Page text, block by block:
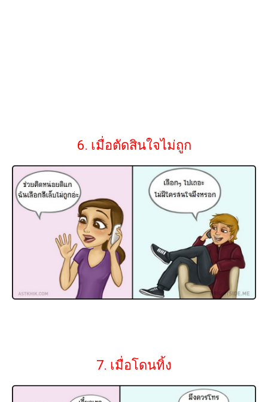
6. เมื่อตัดสินใจไม่ถูก
7. เมื่อโดนทิ้ง